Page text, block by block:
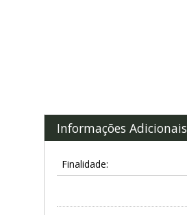
Informações Adicionais
Finalidade: